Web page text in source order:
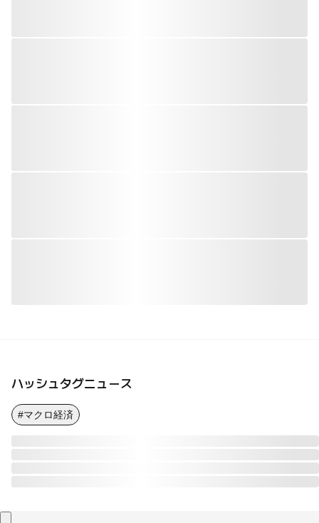
ハッシュタグニュース
#マクロ経済